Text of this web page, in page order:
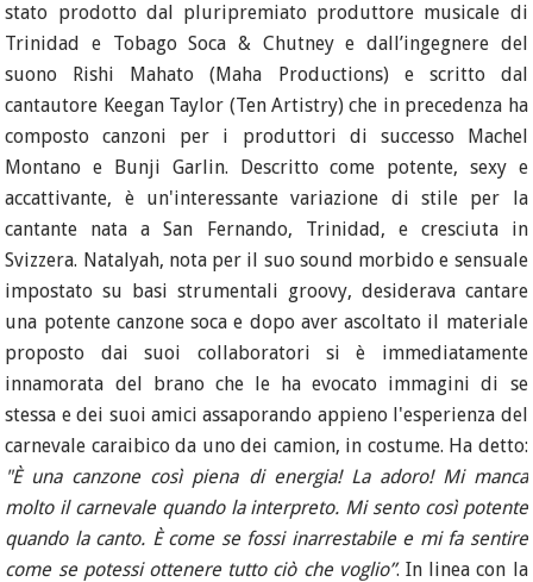
stato prodotto dal pluripremiato produttore musicale di
Trinidad e Tobago Soca & Chutney e dall’ingegnere del
suono Rishi Mahato (Maha Productions) e scritto dal
cantautore Keegan Taylor (Ten Artistry) che in precedenza ha
composto canzoni per i produttori di successo Machel
Montano e Bunji Garlin. Descritto come potente, sexy e
accattivante, è un'interessante variazione di stile per la
cantante nata a San Fernando, Trinidad, e cresciuta in
Svizzera. Natalyah, nota per il suo sound morbido e sensuale
impostato su basi strumentali groovy, desiderava cantare
una potente canzone soca e dopo aver ascoltato il materiale
proposto dai suoi collaboratori si è immediatamente
innamorata del brano che le ha evocato immagini di se
stessa e dei suoi amici assaporando appieno l'esperienza del
carnevale caraibico da uno dei camion, in costume. Ha detto:
"È una canzone così piena di energia! La adoro! Mi manca
molto il carnevale quando la interpreto. Mi sento così potente
quando la canto. È come se fossi inarrestabile e mi fa sentire
come se potessi ottenere tutto ciò che voglio”. In linea con la